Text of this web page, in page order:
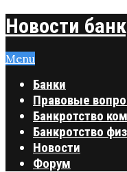
Новости
Menu
Банки
Правовые
Банкротство
Банкротство
Новости
Форум